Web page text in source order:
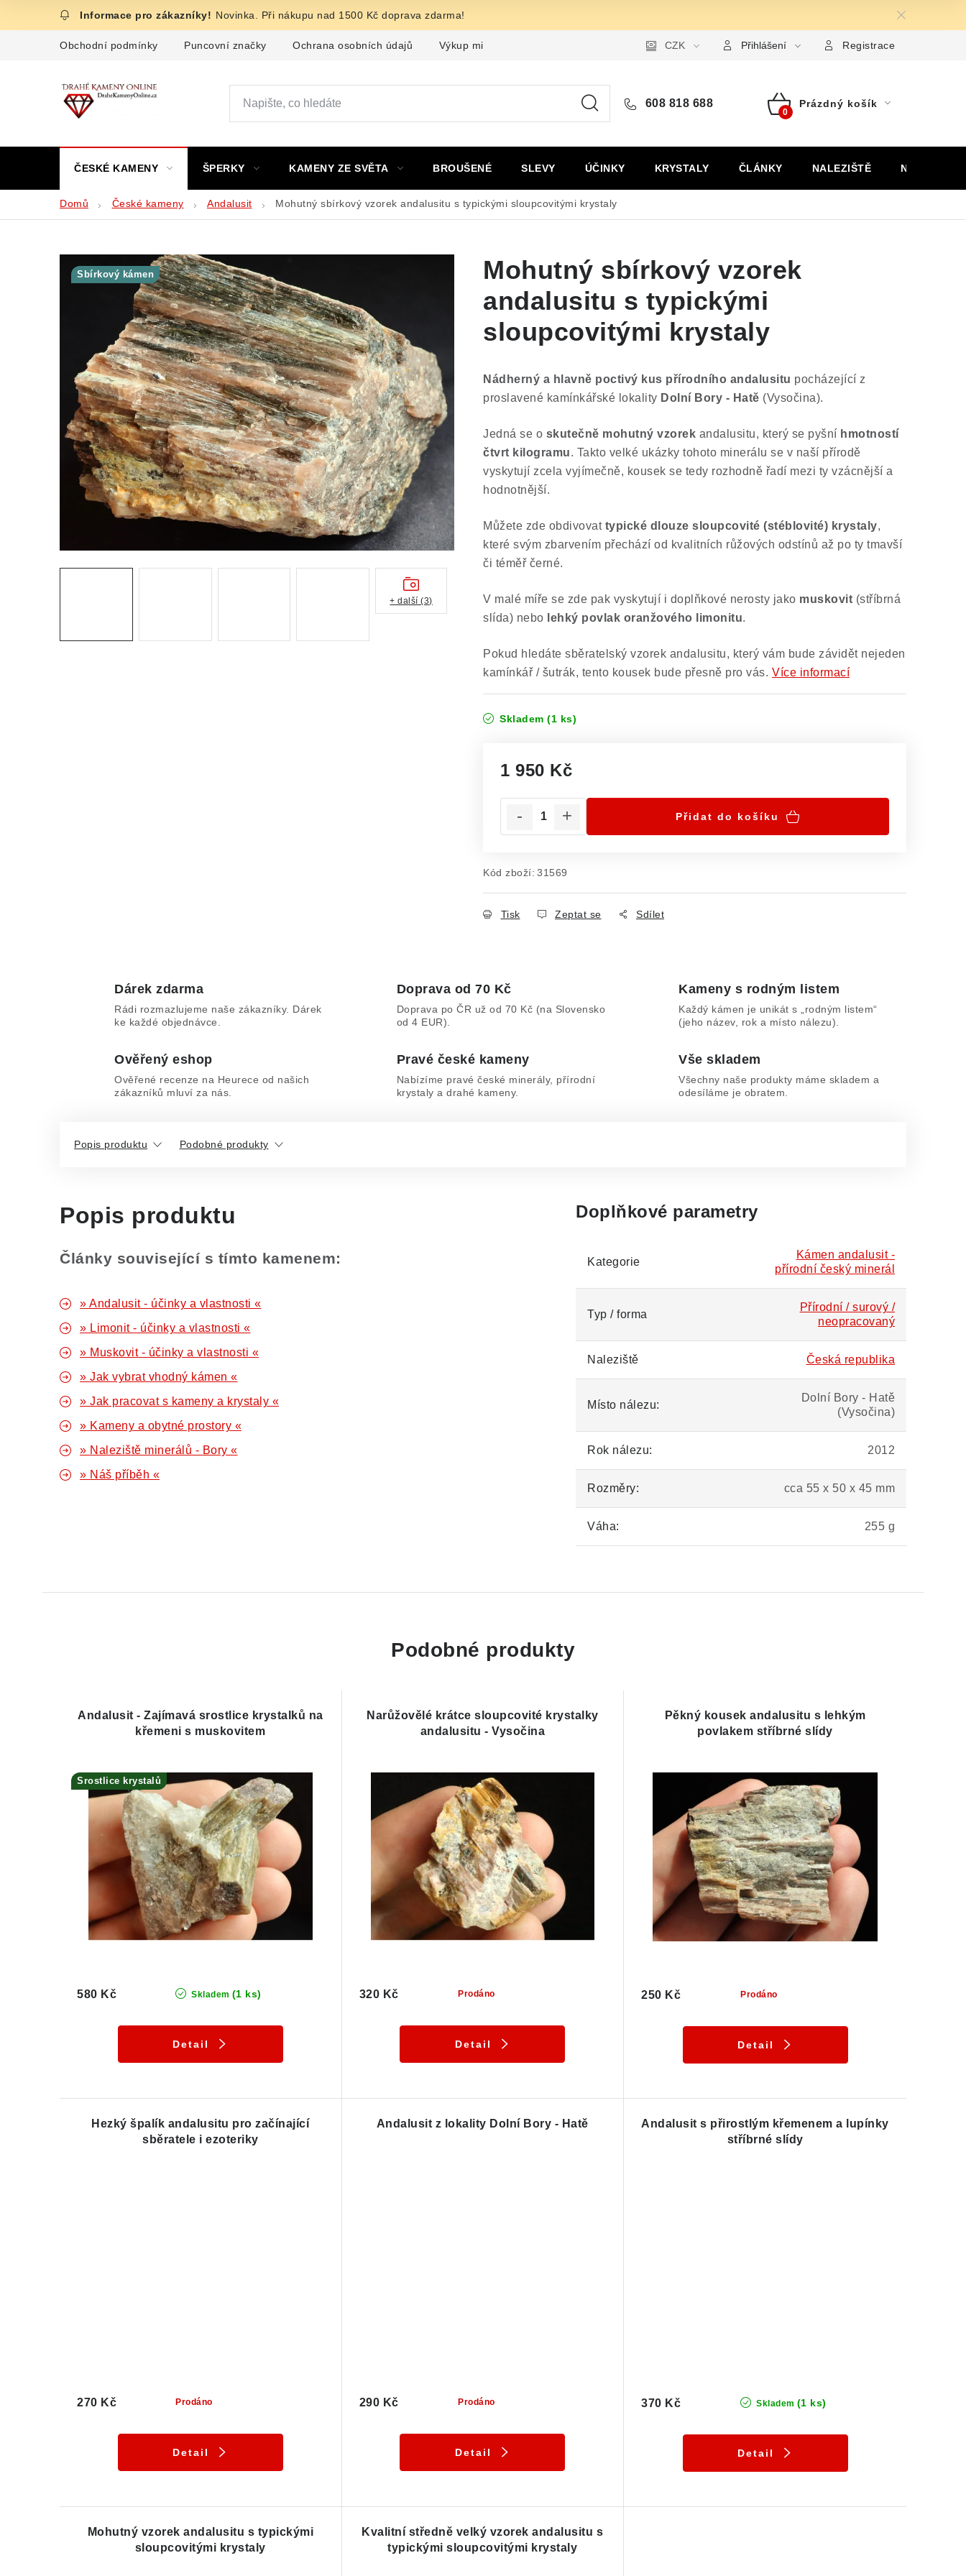
Novinka. Při nákupu nad 1500 Kč doprava zdarma!
Obchodní podmínky Puncovní značky Ochrana osobních údajů Výkup minerálů a drahých kamenů Formulář pro uplatnění reklamace Formulář pro odstoupení
CZK Přihlášení Registrace
608 818 688
Nákupní
Prázdný košík
ČESKÉ KAMENY ŠPERKY KAMENY ZE SVĚTA BROUŠENÉ SLEVY ÚČINKY KRYSTALY ČLÁNKY NALEZIŠTĚ NÁŠ PŘÍBĚH
Domů České kameny Andalusit Mohutný sbírkový vzorek andalusitu s typickými sloupcovitými krystaly
Mohutný sbírkový vzorek
andalusitu s typickými
sloupcovitými krystaly
Nádherný a hlavně poctivý kus přírodního andalusitu pocházející z
proslavené kamínkářské lokality Dolní Bory - Hatě (Vysočina).
Jedná se o skutečně mohutný vzorek andalusitu, který se pyšní hmotností
čtvrt kilogramu. Takto velké ukázky tohoto minerálu se v naší přírodě
vyskytují zcela vyjímečně, kousek se tedy rozhodně řadí mezi ty vzácnější a
hodnotnější.
Můžete zde obdivovat typické dlouze sloupcovité (stéblovité) krystaly,
které svým zbarvením přechází od kvalitních růžových odstínů až po ty tmavší
či téměř černé.
V malé míře se zde pak vyskytují i doplňkové nerosty jako muskovit (stříbrná
slída) nebo lehký povlak oranžového limonitu.
Pokud hledáte sběratelský vzorek andalusitu, který vám bude závidět nejeden
kamínkář / šutrák, tento kousek bude přesně pro vás. Více informací
Skladem (1 ks)
1 950 Kč
Přidat do košíku
Kód zboží: 31569
Tisk Zeptat se Sdílet
Sbírkový kámen
+ další (3)
Dárek zdarma
Rádi rozmazlujeme naše zákazníky. Dárek
ke každé objednávce.
Doprava od 70 Kč
Doprava po ČR už od 70 Kč (na Slovensko
od 4 EUR).
Kameny s rodným listem
Každý kámen je unikát s „rodným listem“
(jeho název, rok a místo nálezu).
Ověřený eshop
Ověřené recenze na Heurece od našich
zákazníků mluví za nás.
Pravé české kameny
Nabízíme pravé české minerály, přírodní
krystaly a drahé kameny.
Vše skladem
Všechny naše produkty máme skladem a
odesíláme je obratem.
Popis produktu Podobné produkty
Popis produktu
Články související s tímto kamenem:
» Andalusit - účinky a vlastnosti «
» Limonit - účinky a vlastnosti «
» Muskovit - účinky a vlastnosti «
» Jak vybrat vhodný kámen «
» Jak pracovat s kameny a krystaly «
» Kameny a obytné prostory «
» Naleziště minerálů - Bory «
» Náš příběh «
Doplňkové parametry
Kategorie
Kámen andalusit -
přírodní český minerál
Typ / forma
Přírodní / surový /
neopracovaný
Naleziště Česká republika
Místo nálezu:
Dolní Bory - Hatě
(Vysočina)
Rok nálezu: 2012
Rozměry: cca 55 x 50 x 45 mm
Váha: 255 g
Podobné produkty
Andalusit - Zajímavá srostlice krystalků na
křemeni s muskovitem
Srostlice krystalů
Skladem (1 ks)
580 Kč
Detail
Narůžovělé krátce sloupcovité krystalky
andalusitu - Vysočina
Prodáno
320 Kč
Detail
Pěkný kousek andalusitu s lehkým
povlakem stříbrné slídy
Prodáno
250 Kč
Detail
Hezký špalík andalusitu pro začínající
sběratele i ezoteriky
Prodáno
270 Kč
Detail
Andalusit z lokality Dolní Bory - Hatě
Prodáno
290 Kč
Detail
Andalusit s přirostlým křemenem a lupínky
stříbrné slídy
Skladem (1 ks)
370 Kč
Detail
Mohutný vzorek andalusitu s typickými
sloupcovitými krystaly
Kvalitní středně velký vzorek andalusitu s
typickými sloupcovitými krystaly